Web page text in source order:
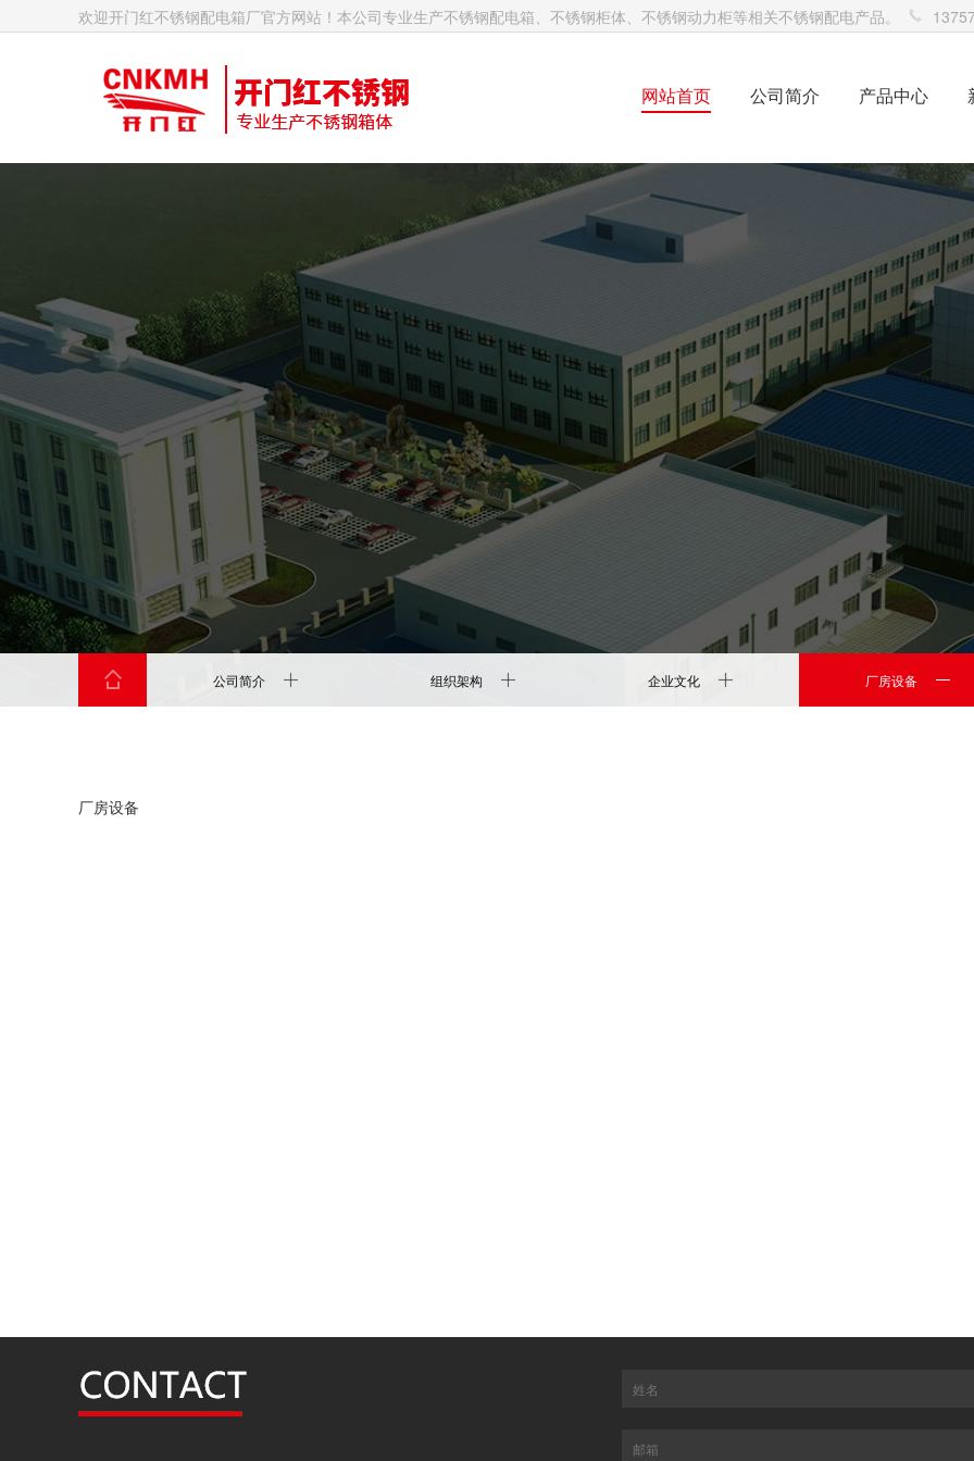
欢迎开门红不锈钢配电箱厂官方网站！本公司专业生产不锈钢配电箱、不锈钢柜体、不锈钢动力柜等相关不锈钢配电产品。
网站首页 公司简介 产品中心
公司简介 组织架构 企业文化 厂房设备
厂房设备